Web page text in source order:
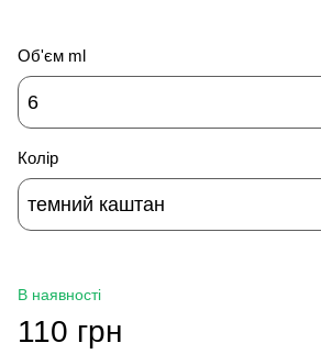
Об'єм ml
6
Колір
темний каштан
В наявності
110 грн